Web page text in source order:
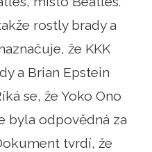
rostly brady a
že KKK
a Brian Epstein
se, že Yoko Ono
byla odpovědná za
tvrdí, že